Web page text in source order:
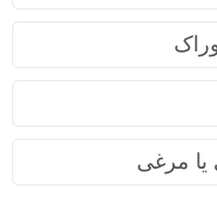
یا مرغی